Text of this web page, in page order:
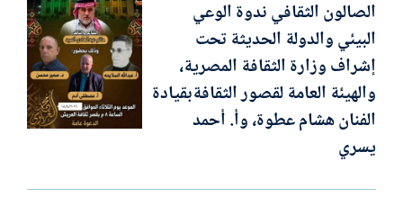
الصالون الثقافي ندوة الوعي
البيئي والدولة الحديثة تحت
إشراف وزارة الثقافة المصرية،
والهيئة العامة لقصور الثقافةبقيادة
الفنان هشام عطوة، وأ. أحمد
يسري